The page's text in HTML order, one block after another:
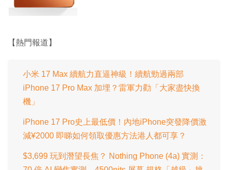
【熱門報道】
小米 17 Max 續航力直逼神級！續航勁過兩部
iPhone 17 Pro Max 加埋？雷軍力勸「大家盡快換
機」
iPhone 17 Pro史上最低價！內地iPhone突發降價激
減¥2000 即睇如何領取優惠方法港人都可享？
$3,699 玩到潛望長焦？ Nothing Phone (4a) 實測：